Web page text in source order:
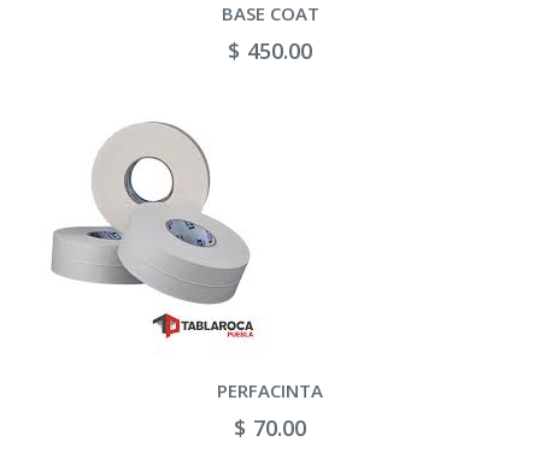
BASE COAT
$ 450.00
PERFACINTA
$ 70.00